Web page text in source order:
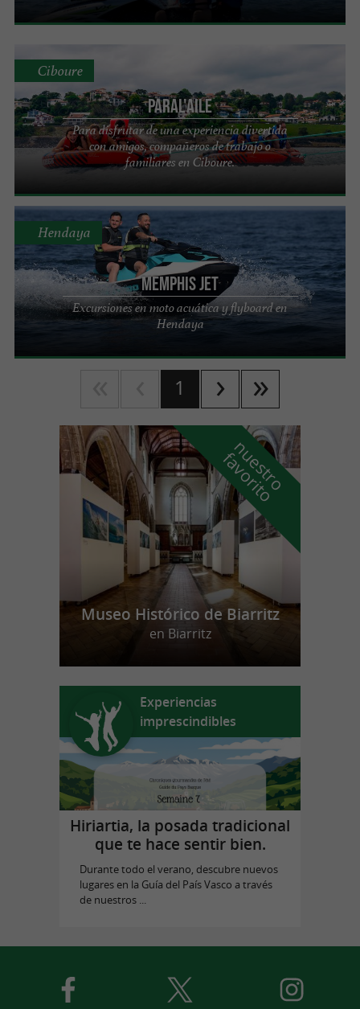
PARAL'aile
Para disfrutar de una experiencia divertida
con amigos, compañeros de trabajo o
familiares en Ciboure.
Ciboure
Memphis Jet
Excursiones en moto acuática y flyboard en
Hendaya
Hendaya
1
n
u
e
s
t
r
o
f
a
v
o
r
i
t
o
Museo Histórico de Biarritz
en Biarritz
Experiencias
imprescindibles
Hiriartia, la posada tradicional
que te hace sentir bien.
Durante todo el verano, descubre nuevos
lugares en la Guía del País Vasco a través
de nuestros ...